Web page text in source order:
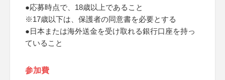
●応募時点で、18歳以上であること
※17歳以下は、保護者の同意書を必要とする
●日本または海外送金を受け取れる銀行口座を持っ
ていること
参加費